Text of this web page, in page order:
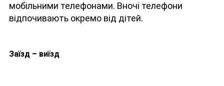
мобільними телефонами. Вночі телефони
відпочивають окремо від дітей.
Заїзд – виїзд